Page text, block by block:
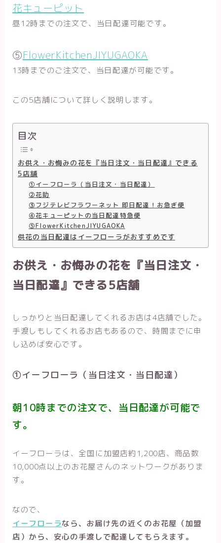
花キューピット
昼12時までの注文で、当日配達可能です。
⑤FlowerKitchenJIYUGAOKA
13時までのご注文で、当日配達が可能です。
この5店舗について詳しく説明します。
目次
お供え・お悔みの花を『当日注文・当日配達』できる
5店舗
①イーフローラ（当日注文・当日配達）
②花助
③フジテレビフラワーネット 即日配達！お急ぎ便
④花キューピットの当日配達特急便
⑤FlowerKitchenJIYUGAOKA
供花の当日配達はイーフローラがおすすめです
お供え・お悔みの花を『当日注文・
当日配達』できる5店舗
しっかりと当日配達してくれるお店は4店舗でした。
手渡しもしてくれるお店もあるので、時間までに申
し込めば安心です。
①イーフローラ（当日注文・当日配達）
朝10時までの注文で、当日配達が可能で
す。
イーフローラは、全国に加盟店約1,200店、商品数
10,000点以上のお花屋さんのネットワークがありま
す。
なので、
イーフローラなら、お届け先の近くのお花屋（加盟
店）から、安心の手渡しで配達してもらえます。